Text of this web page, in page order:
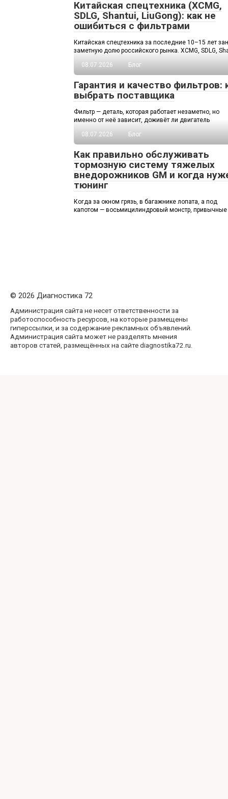
Китайская спецтехника (XCMG,
SDLG, Shantui, LiuGong): как не
ошибиться с фильтрами
Китайская спецтехника за последние 10–15 лет
заметную долю российского рынка. XCMG, SDLG,
08.07.2026
Блог
Гарантия и качество фильтров:
выбрать поставщика
Фильтр — деталь, которая работает незаметно, но
именно от неё зависит, доживёт ли двигатель
08.07.2026
Блог
Как правильно обслуживать
тормозную систему тяжелых
внедорожников GM и когда
тюнинг
Когда за окном грязь, в багажнике лопата, а под
капотом — восьмицилиндровый монстр, привычные
© 2026 Диагностика 72
Администрация сайта не несет ответственности за
работоспособность ресурсов, на которые размещены
гиперссылки, и за содержание рекламных объявлений.
Администрация сайта может не разделять мнения
авторов статей, размещённых на сайте diagnostika72.ru.